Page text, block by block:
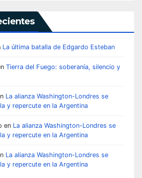
La última batalla de Edgardo Esteban
Tierra del Fuego: soberanía, silencio y
La alianza Washington-Londres se
y repercute en la Argentina
en La alianza Washington-Londres se
y repercute en la Argentina
La alianza Washington-Londres se
y repercute en la Argentina